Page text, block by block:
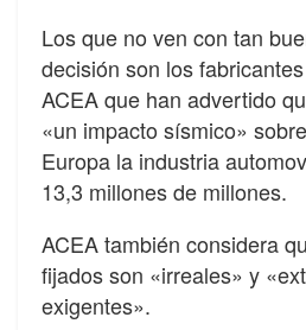
Los que no ven con tan
decisión son los
ACEA que han advertido
«un impacto sísmico»
Europa la industria
13,3 millones de millones.
ACEA también considera
fijados son «irreales» y
exigentes».